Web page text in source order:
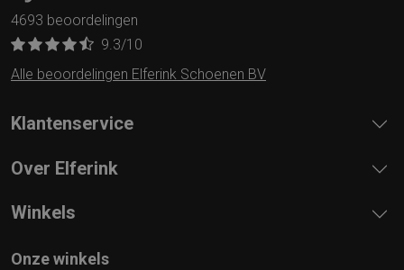
4693 beoordelingen
9.3/10
Alle beoordelingen Elferink Schoenen BV
Klantenservice
Over Elferink
Winkels
Onze winkels